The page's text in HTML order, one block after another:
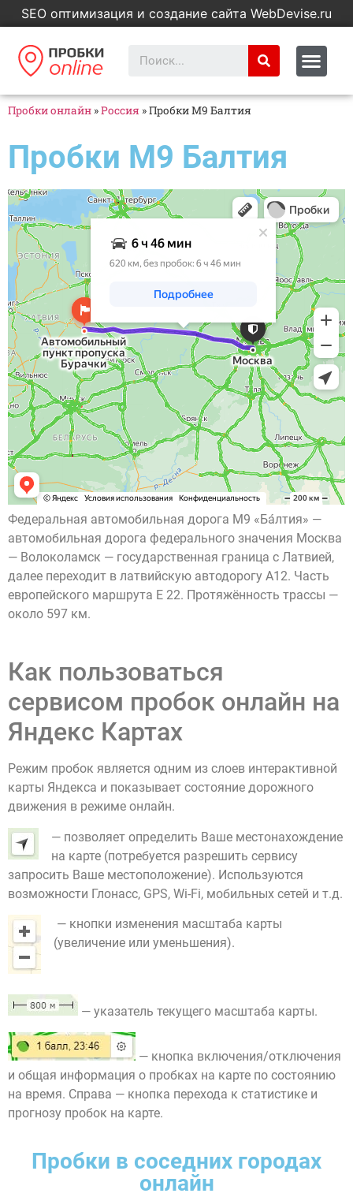
SEO оптимизация и создание сайта WebDevise.ru
Пробки онлайн »Россия »Пробки M9 Балтия
Пробки M9 Балтия
Яндекс Карты
Яндекс Карты
Федеральная автомобильная дорога М9 «Ба́лтия» —
автомобильная дорога федерального значения Москва
— Волоколамск — государственная граница с Латвией,
далее переходит в латвийскую автодорогу A12. Часть
европейского маршрута E 22. Протяжённость трассы —
около 597 км.
Как пользоваться
сервисом пробок онлайн на
Яндекс Картах
Режим пробок является одним из слоев интерактивной
карты Яндекса и показывает состояние дорожного
движения в режиме онлайн.
— позволяет определить Ваше местонахождение
на карте (потребуется разрешить сервису
запросить Ваше местоположение). Используются
возможности Глонасс, GPS, Wi-Fi, мобильных сетей и т.д.
— кнопки изменения масштаба карты
(увеличение или уменьшения).
— указатель текущего масштаба карты.
— кнопка включения/отключения
и общая информация о пробках на карте по состоянию
на время. Справа — кнопка перехода к статистике и
прогнозу пробок на карте.
Пробки в соседних городах
онлайн